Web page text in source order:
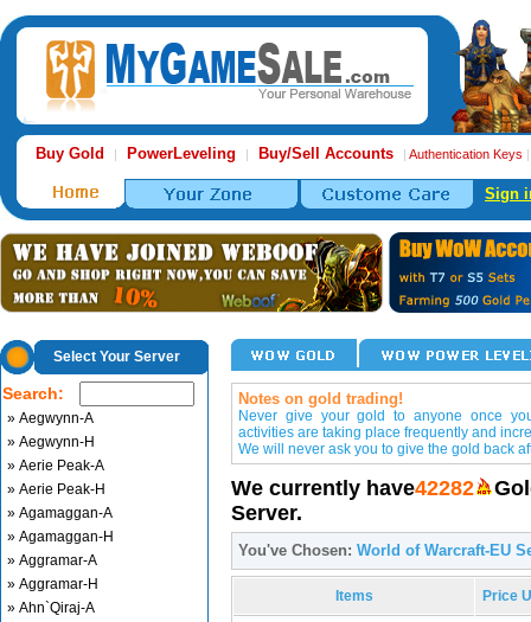
Buy Gold | PowerLeveling | Buy/Sell Accounts | Authentication Keys
Sign
Select Your Server
Search:
» Aegwynn-A
» Aegwynn-H
» Aerie Peak-A
» Aerie Peak-H
» Agamaggan-A
» Agamaggan-H
» Aggramar-A
» Aggramar-H
» Ahn`Qiraj-A
Notes on gold trading!
Never give your gold to anyone once
activities are taking place frequently and
We will never ask you to give the gold back
We currently have42282
Server.
You've Chosen: World of Warcraft-EU
Items Price